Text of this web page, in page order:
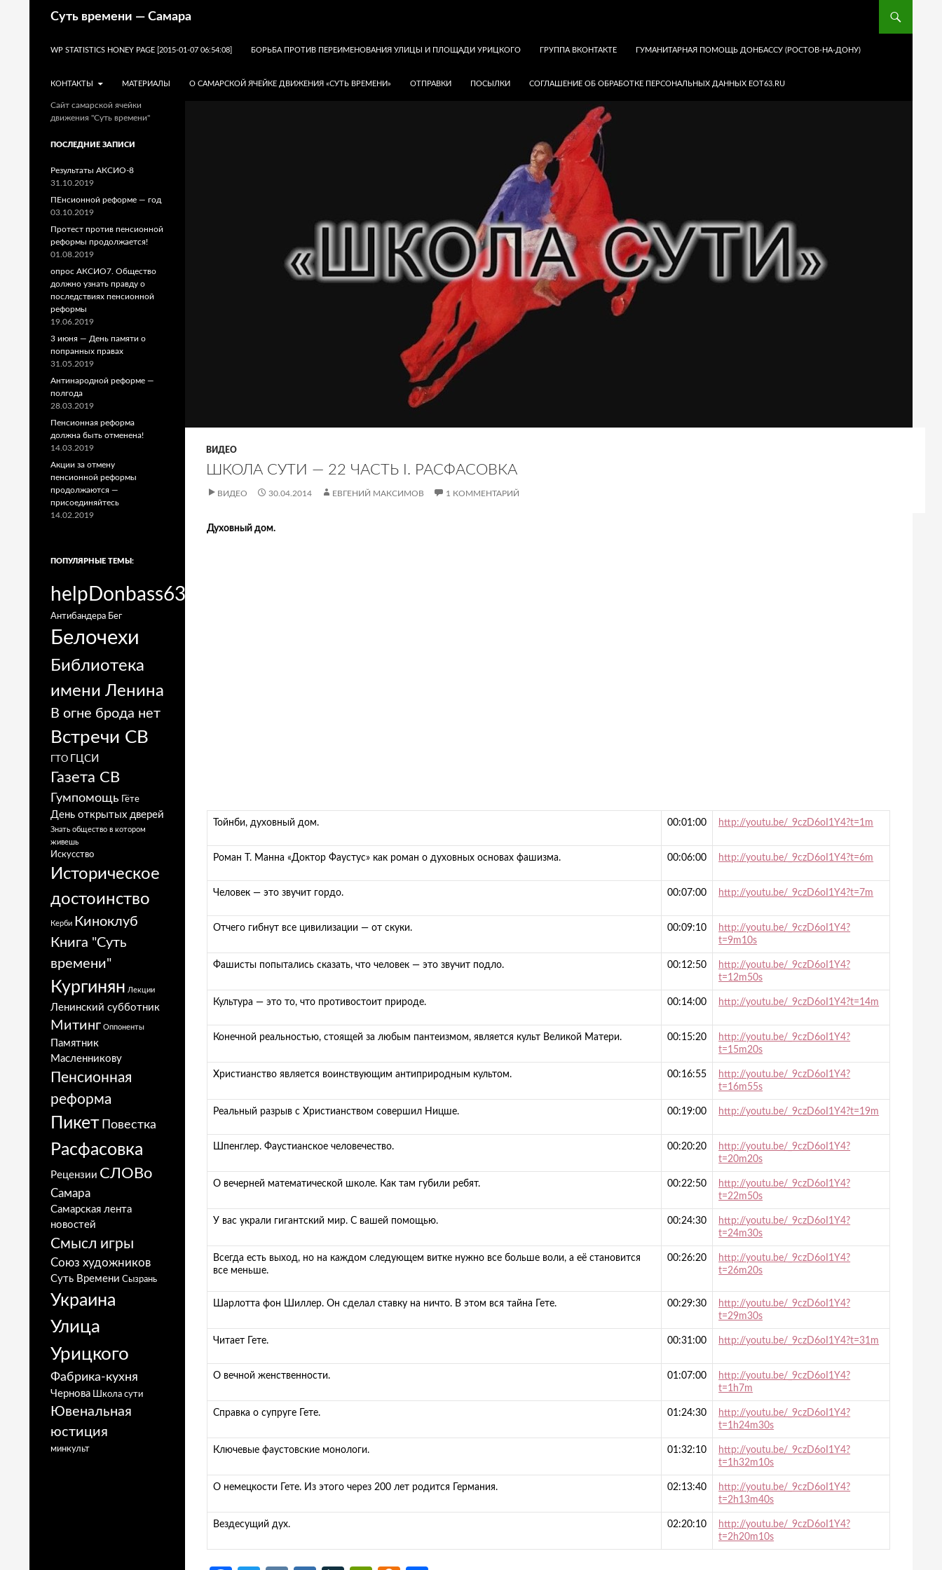
Суть времени — Самара
WP STATISTICS HONEY PAGE [2015-01-07 06:54:08]
БОРЬБА ПРОТИВ ПЕРЕИМЕНОВАНИЯ УЛИЦЫ И ПЛОЩАДИ УРИЦКОГО ГРУППА ВКОНТАКТЕ ГУМАНИТАРНАЯ ПОМОЩЬ ДОНБАССУ (РОСТОВ-НА-ДОНУ)
КОНТАКТЫ МАТЕРИАЛЫ О САМАРСКОЙ ЯЧЕЙКЕ ДВИЖЕНИЯ «СУТЬ ВРЕМЕНИ» ОТПРАВКИ ПОСЫЛКИ СОГЛАШЕНИЕ ОБ ОБРАБОТКЕ ПЕРСОНАЛЬНЫХ ДАННЫХ EOT63.RU
ВИДЕО
ШКОЛА СУТИ — 22 ЧАСТЬ I. РАСФАСОВКА
ВИДЕО 30.04.2014 ЕВГЕНИЙ МАКСИМОВ 1 КОММЕНТАРИЙ
Духовный дом.
Тойнби, духовный дом. 00:01:00 http://youtu.be/_9czD6oI1Y4?t=1m
Роман Т. Манна «Доктор Фаустус» как роман о духовных основах фашизма. 00:06:00 http://youtu.be/_9czD6oI1Y4?t=6m
Человек — это звучит гордо. 00:07:00 http://youtu.be/_9czD6oI1Y4?t=7m
Отчего гибнут все цивилизации — от скуки. 00:09:10
http://youtu.be/_9czD6oI1Y4?
t=9m10s
Фашисты попытались сказать, что человек — это звучит подло. 00:12:50
http://youtu.be/_9czD6oI1Y4?
t=12m50s
Культура — это то, что противостоит природе. 00:14:00 http://youtu.be/_9czD6oI1Y4?t=14m
Конечной реальностью, стоящей за любым пантеизмом, является культ Великой Матери. 00:15:20
http://youtu.be/_9czD6oI1Y4?
t=15m20s
Христианство является воинствующим антиприродным культом. 00:16:55
http://youtu.be/_9czD6oI1Y4?
t=16m55s
Реальный разрыв с Христианством совершил Ницше. 00:19:00 http://youtu.be/_9czD6oI1Y4?t=19m
Шпенглер. Фаустианское человечество. 00:20:20
http://youtu.be/_9czD6oI1Y4?
t=20m20s
О вечерней математической школе. Как там губили ребят. 00:22:50
http://youtu.be/_9czD6oI1Y4?
t=22m50s
У вас украли гигантский мир. С вашей помощью. 00:24:30
http://youtu.be/_9czD6oI1Y4?
t=24m30s
Всегда есть выход, но на каждом следующем витке нужно все больше воли, а её становится
все меньше.
00:26:20
http://youtu.be/_9czD6oI1Y4?
t=26m20s
Шарлотта фон Шиллер. Он сделал ставку на ничто. В этом вся тайна Гете. 00:29:30
http://youtu.be/_9czD6oI1Y4?
t=29m30s
Читает Гете. 00:31:00 http://youtu.be/_9czD6oI1Y4?t=31m
О вечной женственности. 01:07:00
http://youtu.be/_9czD6oI1Y4?
t=1h7m
Справка о супруге Гете. 01:24:30
http://youtu.be/_9czD6oI1Y4?
t=1h24m30s
Ключевые фаустовские монологи. 01:32:10
http://youtu.be/_9czD6oI1Y4?
t=1h32m10s
О немецкости Гете. Из этого через 200 лет родится Германия. 02:13:40
http://youtu.be/_9czD6oI1Y4?
t=2h13m40s
Вездесущий дух. 02:20:10
http://youtu.be/_9czD6oI1Y4?
t=2h20m10s
Сайт самарской ячейки
движения "Суть времени"
ПОСЛЕДНИЕ ЗАПИСИ
Результаты АКСИО-8
31.10.2019
ПЕнсионной реформе — год
03.10.2019
Протест против пенсионной
реформы продолжается!
01.08.2019
опрос АКСИО7. Общество
должно узнать правду о
последствиях пенсионной
реформы
19.06.2019
3 июня — День памяти о
попранных правах
31.05.2019
Антинародной реформе —
полгода
28.03.2019
Пенсионная реформа
должна быть отменена!
14.03.2019
Акции за отмену
пенсионной реформы
продолжаются —
присоединяйтесь
14.02.2019
ПОПУЛЯРНЫЕ ТЕМЫ:
helpDonbass63
Антибандера Бег
Белочехи
Библиотека
имени Ленина
В огне брода нет
Встречи СВ
ГТО ГЦСИ
Газета СВ
Гумпомощь Гёте
День открытых дверей
Знать общество в котором
живешь
Искусство
Историческое
достоинство
Керби Киноклуб
Книга "Суть
времени"
Кургинян Лекции
Ленинский субботник
Митинг Оппоненты
Памятник
Масленникову
Пенсионная
реформа
Пикет Повестка
Расфасовка
Рецензии СЛОВо
Самара
Самарская лента
новостей
Смысл игры
Союз художников
Суть Времени Сызрань
Украина
Улица
Урицкого
Фабрика-кухня
Чернова Школа сути
Ювенальная
юстиция
минкульт